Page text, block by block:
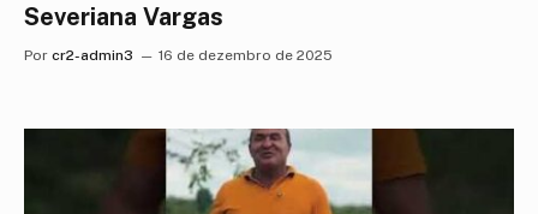
Severiana Vargas
Por cr2-admin3 16 de dezembro de 2025